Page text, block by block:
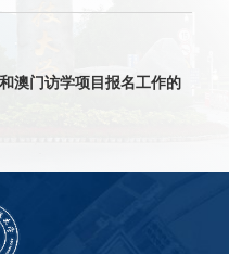
澳门访学项目报名工作的